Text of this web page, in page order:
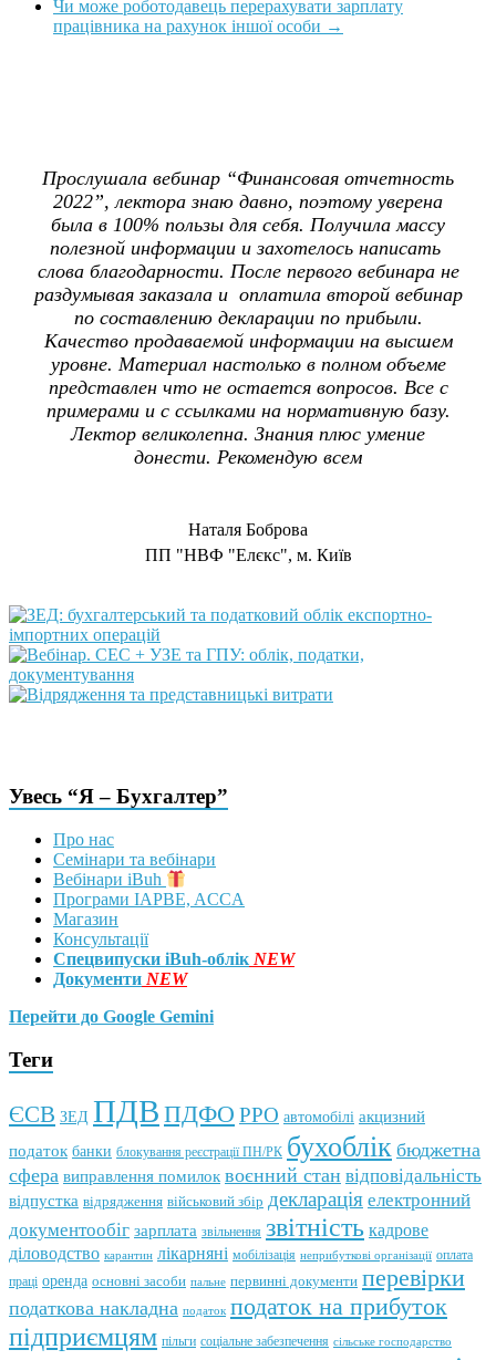
Чи може роботодавець перерахувати зарплату
працівника на рахунок іншої особи →
Прослушала вебинар “Финансовая отчетность
2022”, лектора знаю давно, поэтому уверена
была в 100% пользы для себя. Получила массу
полезной информации и захотелось написать
слова благодарности. После первого вебинара не
раздумывая заказала и оплатила второй вебинар
по составлению декларации по прибыли.
Качество продаваемой информации на высшем
уровне. Материал настолько в полном объеме
представлен что не остается вопросов. Все с
примерами и с ссылками на нормативную базу.
Лектор великолепна. Знания плюс умение
донести. Рекомендую всем
Наталя Боброва
ПП "НВФ "Елєкс", м. Київ
Увесь “Я – Бухгалтер”
Про нас
Семінари та вебінари
Вебінари iBuh
Програми IAPBE, ACCA
Магазин
Консультації
Спецвипуски iBuh-облік NEW
Документи NEW
Перейти до Google Gemini
Теги
ЄСВ ЗЕД ПДВ ПДФО РРО автомобілі акцизний
податок банки блокування реєстрації ПН/РК бухоблік бюджетна
сфера виправлення помилок воєнний стан відповідальність
відпустка відрядження військовий збір декларація електронний
документообіг зарплата звільнення звітність кадрове
діловодство карантин лікарняні мобілізація неприбуткові організації оплата
праці оренда основні засоби пальне первинні документи перевірки
податкова накладна податок податок на прибуток
підприємцям пільги соціальне забезпечення сільське господарство